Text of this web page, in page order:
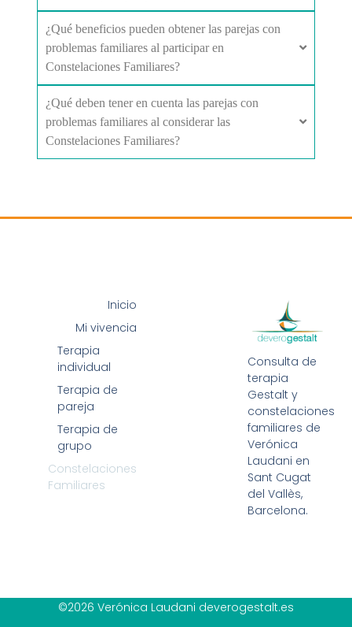
¿Qué beneficios pueden obtener las parejas con
problemas familiares al participar en
Constelaciones Familiares?
¿Qué deben tener en cuenta las parejas con
problemas familiares al considerar las
Constelaciones Familiares?
Consulta de
terapia
Gestalt y
constelaciones
familiares de
Verónica
Laudani en
Sant Cugat
del Vallès,
Barcelona.
Inicio
Mi vivencia
Terapia
individual
Terapia de
pareja
Terapia de
grupo
Constelaciones
Familiares
©2026 Verónica Laudani deverogestalt.es